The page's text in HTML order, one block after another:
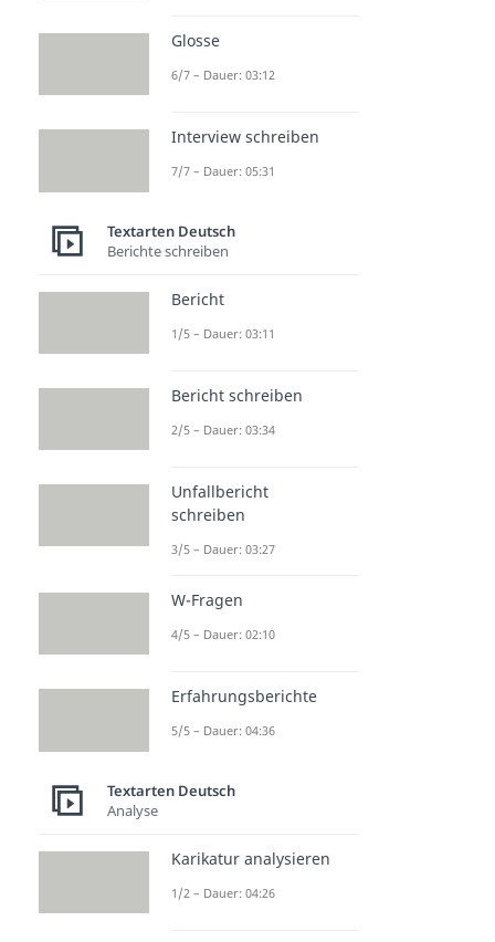
Glosse
6/7 – Dauer: 03:12
Interview schreiben
7/7 – Dauer: 05:31
Textarten Deutsch
Berichte schreiben
Bericht
1/5 – Dauer: 03:11
Bericht schreiben
2/5 – Dauer: 03:34
Unfallbericht
schreiben
3/5 – Dauer: 03:27
W-Fragen
4/5 – Dauer: 02:10
Erfahrungsberichte
5/5 – Dauer: 04:36
Textarten Deutsch
Analyse
Karikatur analysieren
1/2 – Dauer: 04:26